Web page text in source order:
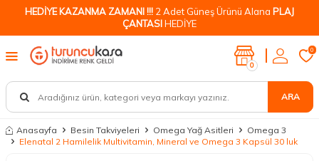
HEDİYE KAZANMA ZAMANI !!! 2 Adet Güneş Ürünü Alana PLAJ
ÇANTASIHEDİYE
ARA
0
0
Anasayfa Besin Takviyeleri Omega Yağ Asitleri
Omega 3
Elenatal 2 Hamilelik Multivitamin, Mineral ve Omega 3 Kapsül 30 luk